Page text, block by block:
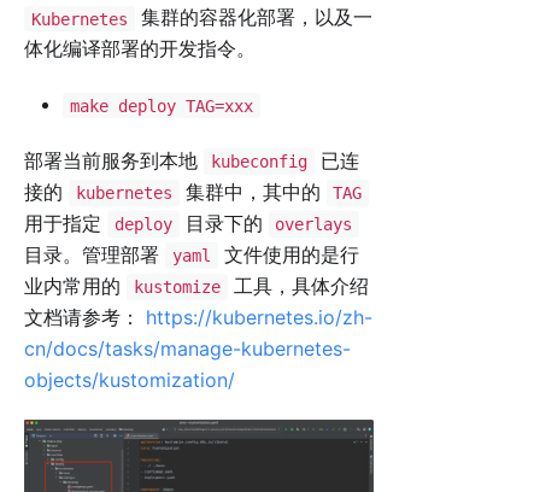
Kubernetes
集群的容器化部署，以及一
体化编译部署的开发指令。
make deploy TAG=xxx
部署当前服务到本地 kubeconfig
已连
接的
kubernetes 集群中，其中的 TAG
用于指定 deploy 目录下的 overlays
目录。管理部署 yaml
文件使用的是行
业内常用的
kustomize
工具，具体介绍
文档请参考： https://kubernetes.io/zh-
cn/docs/tasks/manage-kubernetes-
objects/kustomization/